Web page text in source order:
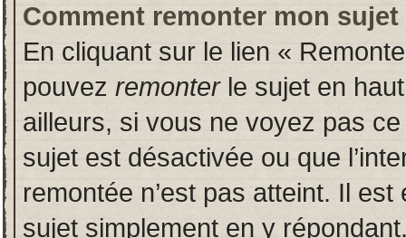
Comment remonter mon sujet
En cliquant sur le lien «
pouvez remonterle sujet en
ailleurs, si vous ne voyez pas
sujet est désactivée ou que
remontée n’est pas atteint. Il
sujet simplement en y